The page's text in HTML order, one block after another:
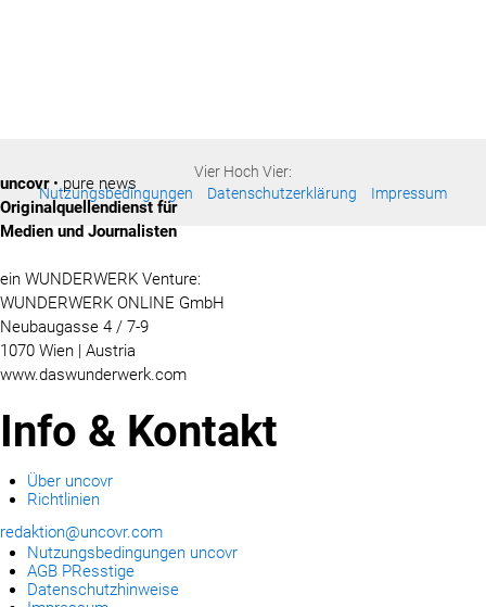
Vier Hoch Vier:
Nutzungsbedingungen
Datenschutzerklärung Impressum
uncovr• pure news
Originalquellendienst für
Medien und Journalisten
ein WUNDERWERK Venture:
WUNDERWERK ONLINE GmbH
Neubaugasse 4 / 7-9
1070 Wien | Austria
www.daswunderwerk.com
Info & Kontakt
Über uncovr
Richtlinien
redaktion@uncovr.com
Nutzungsbedingungen uncovr
AGB PResstige
Datenschutzhinweise